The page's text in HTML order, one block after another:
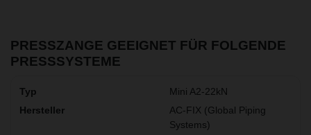
PRESSZANGE GEEIGNET FÜR FOLGENDE
PRESSSYSTEME
Mini A2-22kN
AC-FIX (Global Piping
Systems)